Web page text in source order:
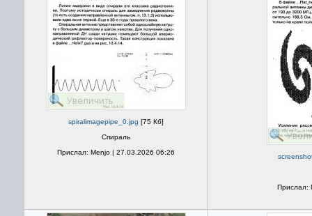
spiralimagepipe_0.jpg [75 Кб]
Спираль
Прислал: Menjo | 27.03.2026 06:26
Прислал: